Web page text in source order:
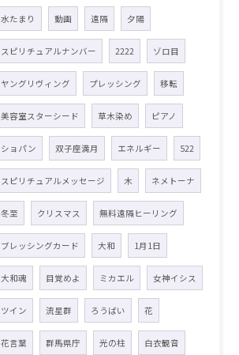
水たまり 動画 遠隔 夕陽
スピリチュアルナンバー 2222 ゾロ目
ヤングリヴィング プレッシング 移転
美容室スターシード 草木染め ピアノ
ショパン 双子座満月 エネルギー 522
スピリチュアルメッセージ 木 ネメトーナ
冬至 クリスマス 無料遠隔ヒーリング
ブレッシングカード 大和 1月1日
大和魂 目覚めよ ミカエル 女神イシス
ツイン 流星群 ろうばい 花
花言葉 群馬県庁 光の柱 白衣観音